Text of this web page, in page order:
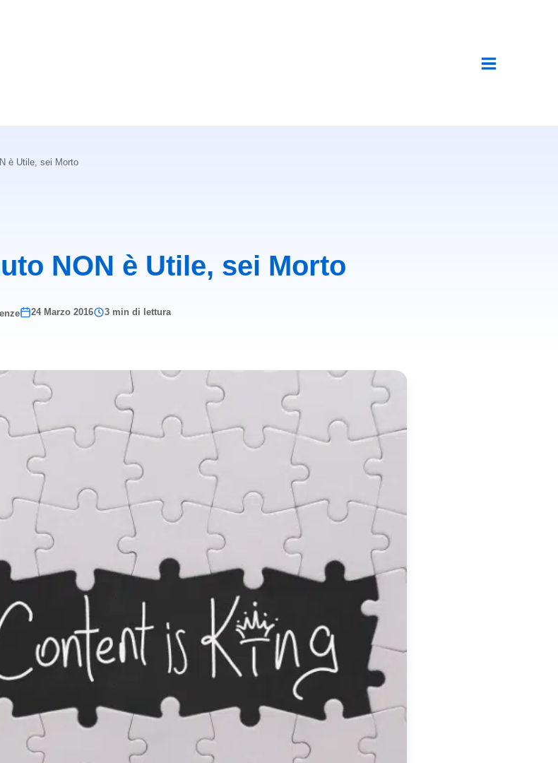
è Utile, sei Morto
NON è Utile, sei Morto
24 Marzo 2016 3 min di lettura